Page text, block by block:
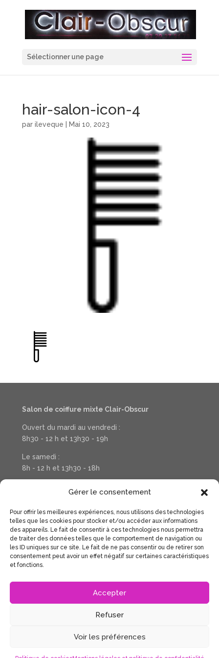
Gérer le consentement
Pour offrir les meilleures expériences, nous utilisons des technologies
telles que les cookies pour stocker et/ou accéder aux informations
des appareils. Le fait de consentir à ces technologies nous permettra
de traiter des données telles que le comportement de navigation ou
les ID uniques sur ce site. Le fait de ne pas consentir ou de retirer son
consentement peut avoir un effet négatif sur certaines caractéristiques
et fonctions.
Accepter
Refuser
Voir les préférences
Sélectionner une page
hair-salon-icon-4
par ileveque Mai 10, 2023
Salon de coiffure mixte Clair-Obscur
Ouvert du mardi au vendredi :
8h30 - 12 h et 13h30 - 19h
Le samedi :
8h - 12 h et 13h30 - 18h
Suivez la vie de votre salon sur Facebook
Coiffure Dames